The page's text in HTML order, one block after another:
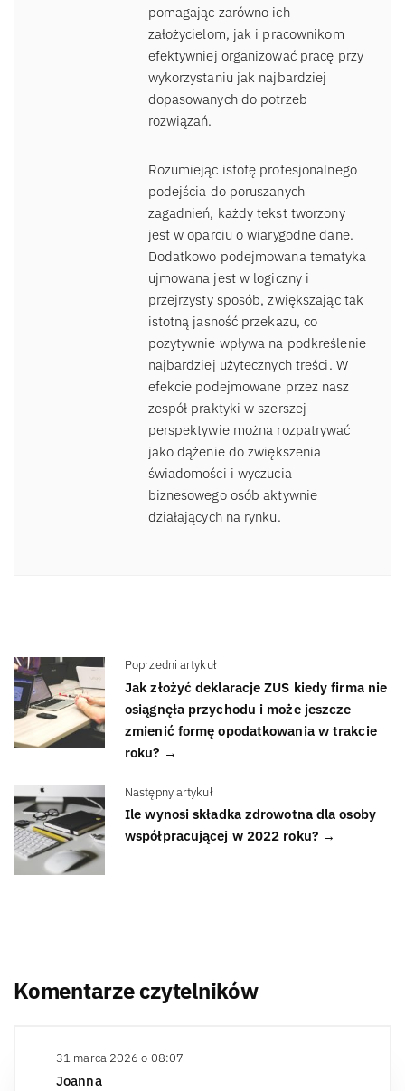
pomagając zarówno ich
założycielom, jak i pracownikom
efektywniej organizować pracę przy
wykorzystaniu jak najbardziej
dopasowanych do potrzeb
rozwiązań.
Rozumiejąc istotę profesjonalnego
podejścia do poruszanych
zagadnień, każdy tekst tworzony
jest w oparciu o wiarygodne dane.
Dodatkowo podejmowana tematyka
ujmowana jest w logiczny i
przejrzysty sposób, zwiększając tak
istotną jasność przekazu, co
pozytywnie wpływa na podkreślenie
najbardziej użytecznych treści. W
efekcie podejmowane przez nasz
zespół praktyki w szerszej
perspektywie można rozpatrywać
jako dążenie do zwiększenia
świadomości i wyczucia
biznesowego osób aktywnie
działających na rynku.
Poprzedni artykuł
Jak złożyć deklaracje ZUS kiedy firma nie
osiągnęła przychodu i może jeszcze
zmienić formę opodatkowania w trakcie
roku? →
Następny artykuł
Ile wynosi składka zdrowotna dla osoby
współpracującej w 2022 roku? →
Komentarze czytelników
31 marca 2026 o 08:07
Joanna